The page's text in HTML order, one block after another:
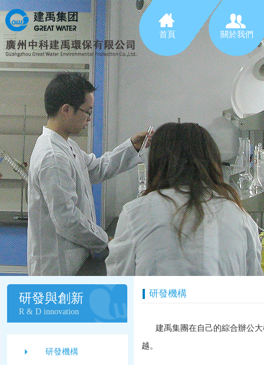
首頁 關於我們
研發與創新
R & D innovation
研發機構
研發機構
建禹集團在自己的綜合辦公
越。